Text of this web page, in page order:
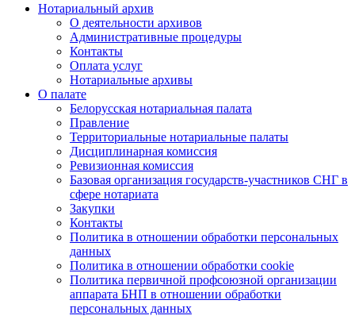
Нотариальный архив
О деятельности архивов
Административные процедуры
Контакты
Оплата услуг
Нотариальные архивы
О палате
Белорусская нотариальная палата
Правление
Территориальные нотариальные палаты
Дисциплинарная комиссия
Ревизионная комиссия
Базовая организация государств-участников СНГ в
сфере нотариата
Закупки
Контакты
Политика в отношении обработки персональных
данных
Политика в отношении обработки cookie
Политика первичной профсоюзной организации
аппарата БНП в отношении обработки
персональных данных